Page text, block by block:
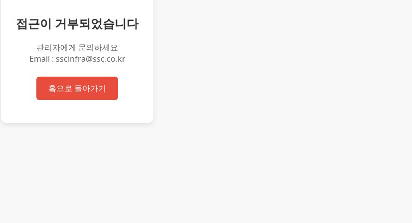
접근이 거부되었습니다
관리자에게 문의하세요
Email : sscinfra@ssc.co.kr
홈으로 돌아가기